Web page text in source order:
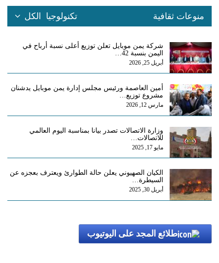
الكل منوعات ثقافية تكنولوجيا
شركة يمن موبايل تعلن توزيع أعلى نسبة أرباح في
اليمن بنسبة 42…
أبريل 25, 2026
أمين العاصمة ورئيس مجلس إدارة يمن موبايل يدشنان
مشروع توزيع…
مارس 12, 2026
وزارة الاتصالات تصدر بيانا بمناسبة اليوم العالمي
للاتصالات…
مايو 17, 2025
الكيان الصهيوني يعلن حالة الطوارئ ويعترف بعجزه عن
السيطرة…
أبريل 30, 2025
طلائع المجد على اليوتيوب